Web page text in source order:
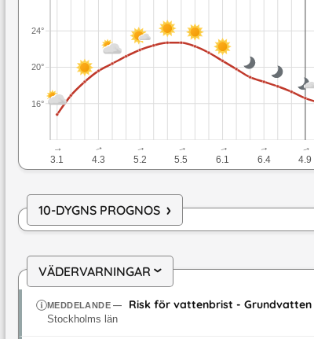
16°
20°
24°
↓
3.1
↓
4.3
↓
5.2
↓
5.5
↓
6.1
↓
6.4
↓
4.9
10-DYGNS PROGNOS ›
VÄDERVARNINGAR›
MEDDELANDE — Risk för vattenbrist - Grundvatten
Stockholms län